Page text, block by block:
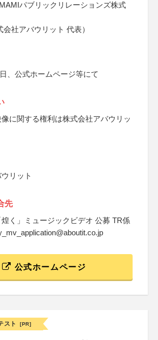
パブリックリレーションズ株式
社アバウリット 代表）
、公式ホームページ等にて
像に関する権利は株式会社アバウリッ
リット
先
く」ミュージックビデオ 公募 TR係
公式ホームページ
スト [PR]